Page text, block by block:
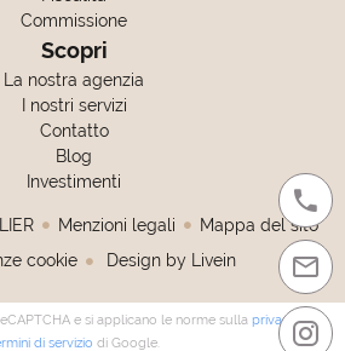
Commissione
Scopri
La nostra agenzia
I nostri servizi
Contatto
Blog
Investimenti
Menzioni legali
Mappa del sito
cookie
Design by Livein
e si applicano le norme sulla privacye i
di servizio di Google.